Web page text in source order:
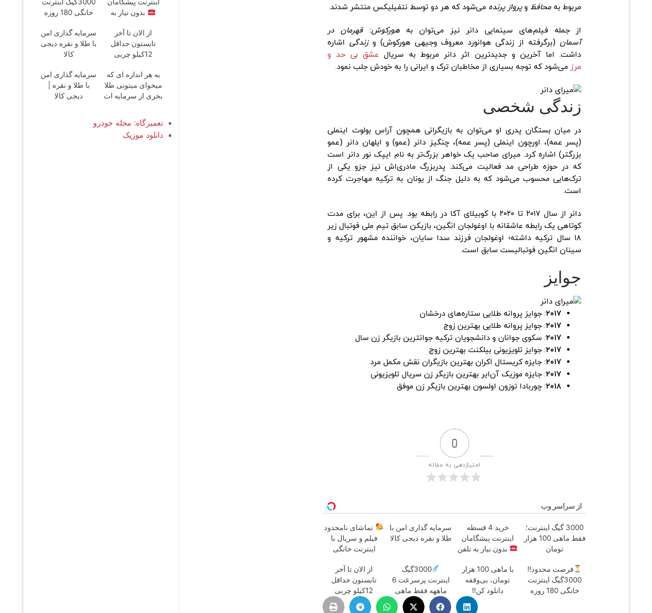
مربوط به محافظ و پرواز پرنده می‌شود که هر دو توسط نتفیلیکس منتشر شدند.
از جمله فیلم‌های سینمایی دانر نیز می‌توان به
هورکوش: قهرمان در
آسمان (برگرفته از زندگی هوانورد معروف وجیهی هورکوش) و زندگی اشاره
داشت. اما آخرین و جدیدترین اثر دانر مربوط به سریال عشق بی حد و
مرز می‌شود که توجه بسیاری از مخاطبان ترک و ایرانی را به خودش جلب نمود.
زندگی شخصی
در میان بستگان پدری او می‌توان به بازیگرانی همچون آراس بولوت اینملی
(پسر عمه)، اورچون اینملی (پسر عمه)، چنگیز دانر (عمو) و ایلهان دانر (عمو
بزرگتر) اشاره کرد. میرای صاحب یک خواهر بزرگ‌تر به نام ایپک نور دانر است
که در حوزه طراحی مد فعالیت می‌کند. پدربزرگ مادری‌اش نیز جزو یکی از
ترک‌هایی محسوب می‌شود که به دلیل جنگ از یونان به ترکیه مهاجرت کرده
است.
دانر از سال ۲۰۱۷ تا ۲۰۲۰ با کوبیلای آکا در رابطه بود. پس از این، برای مدت
کوتاهی یک رابطه‌ عاشقانه با اوغولجان انگین، بازیکن سابق تیم ملی فوتبال زیر
۱۸ سال ترکیه داشته؛ اوغولجان فرزند سدا سایان، خواننده مشهور ترکیه و
سینان انگین فوتبالیست سابق است.
جوایز
۲۰۱۷: جوایز پروانه طلایی ستاره‌های درخشان
۲۰۱۷: جوایز پروانه طلایی بهترین زوج
۲۰۱۷: سکوی جوانان و دانشجویان ترکیه جوانترین بازیگر زن سال
۲۰۱۷: جوایز تلویزیونی بیلکنت بهترین زوج
۲۰۱۷: جایزه کریستال اکران بهترین بازیگران نقش مکمل مرد
۲۰۱۷: جایزه موزیک آن‌ایر بهترین بازیگر زن سریال تلویزیونی
۲۰۱۸: چوربادا توزون اولسون بهترین بازیگر زن موفق
0
امتیازدهی به مقاله
از سراسر وب
3000 گیگ اینترنت؛
فقط ماهی 100 هزار
تومان
خرید 4 قسطه
اینترنت پیشگامان
بدون نیاز به تلفن
سرمایه گذاری امن با
طلا و نقره دیجی کالا
تماشای نامحدود
فیلم و سریال با
اینترنت خانگی
ماهی 100
فرصت محدود!!
3000گیگ اینترنت
خانگی 180 روزه
با ماهی 100 هزار
تومان، بی‌وقفه
دانلود کن!!
3000گیگ
اینترنت پرسرعت 6
ماههه فقط ماهی
100هزارتومان!!
از الان تا آخر
تابستون حداقل
12کیلو چربی
میسوزونی
اینترنت پیشگامان
بدون نیاز به
3000گیگ اینترنت
خانگی 180 روزه
هزارتومان!!
از الان تا آخر
تابستون حداقل
12کیلو چربی
سرمایه گذاری امن
با طلا و نقره دیجی
کالا
به هر اندازه ای که
میخوای میتونی طلا
بخری از سرمایه ات
سرمایه گذاری امن
با طلا و نقره |
دیجی کالا
تعمیرگاه: مجله خودرو
دانلود موزیک